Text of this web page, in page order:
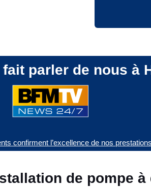
parler de nous à
confirment l’excellence de nos
de pompe